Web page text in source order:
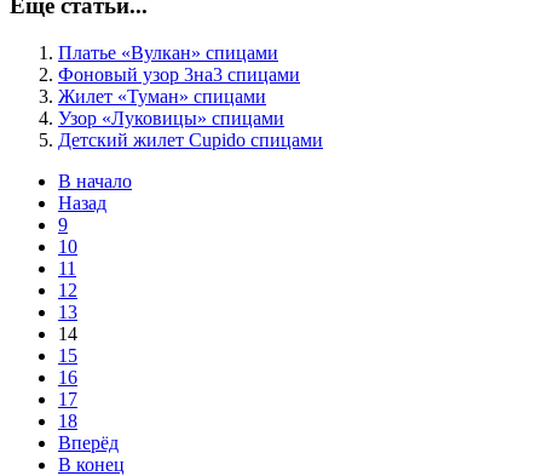
Ещё статьи...
Платье «Вулкан» спицами
Фоновый узор 3на3 спицами
Жилет «Туман» спицами
Узор «Луковицы» спицами
Детский жилет Cupido спицами
В начало
Назад
9
10
11
12
13
14
15
16
17
18
Вперёд
В конец